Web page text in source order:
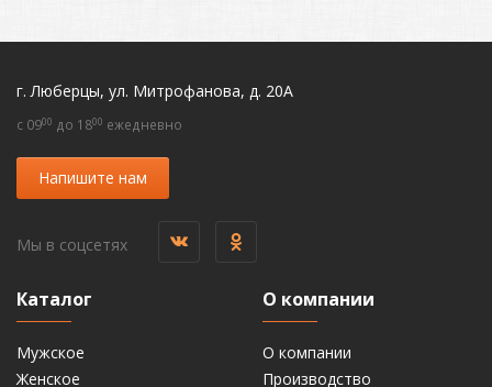
г. Люберцы, ул. Митрофанова, д. 20А
c 0900 до 1800 ежедневно
Напишите нам
Мы в соцсетях
Каталог
Мужское
Женское
О компании
О компании
Производство